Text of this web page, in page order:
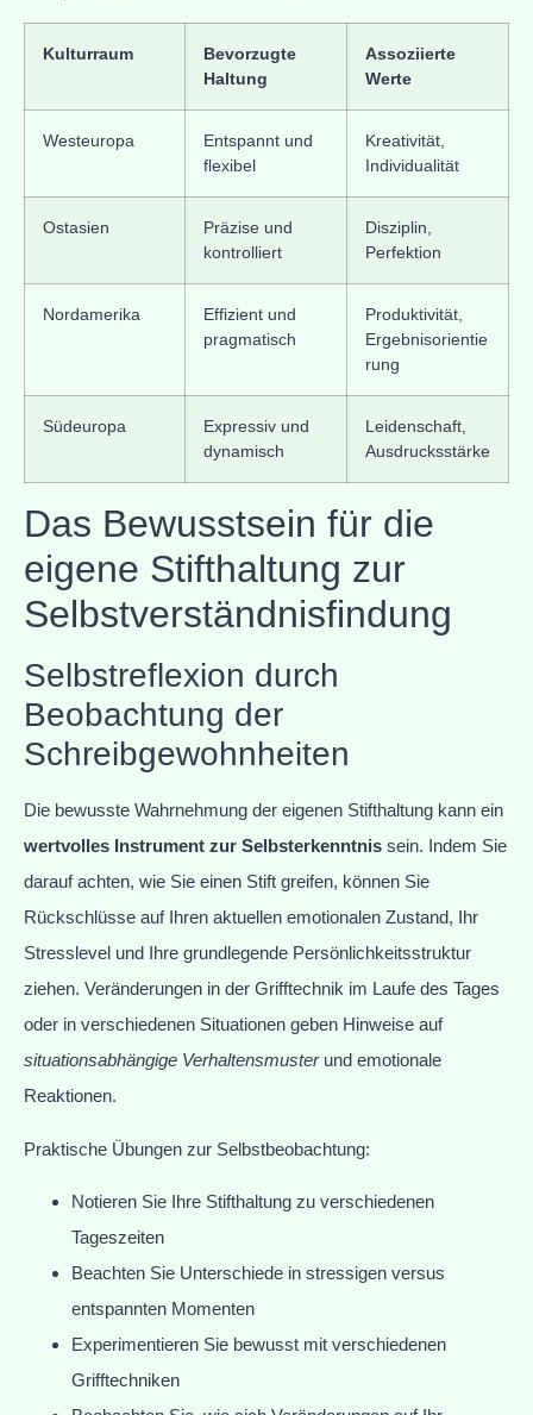
Kulturraum
Bevorzugte
Haltung
Assoziierte
Werte
Westeuropa
Entspannt und
flexibel
Kreativität,
Individualität
Ostasien
Präzise und
kontrolliert
Disziplin,
Perfektion
Nordamerika
Effizient und
pragmatisch
Produktivität,
Ergebnisorientie
rung
Südeuropa
Expressiv und
dynamisch
Leidenschaft,
Ausdrucksstärke
Das Bewusstsein für die
eigene Stifthaltung zur
Selbstverständnisfindung
Selbstreflexion durch
Beobachtung der
Schreibgewohnheiten
Die bewusste Wahrnehmung der eigenen Stifthaltung kann ein
wertvolles Instrument zur Selbsterkenntnis sein. Indem Sie
darauf achten, wie Sie einen Stift greifen, können Sie
Rückschlüsse auf Ihren aktuellen emotionalen Zustand, Ihr
Stresslevel und Ihre grundlegende Persönlichkeitsstruktur
ziehen. Veränderungen in der Grifftechnik im Laufe des Tages
oder in verschiedenen Situationen geben Hinweise auf
situationsabhängige Verhaltensmusterund emotionale
Reaktionen.
Praktische Übungen zur Selbstbeobachtung:
Notieren Sie Ihre Stifthaltung zu verschiedenen
Tageszeiten
Beachten Sie Unterschiede in stressigen versus
entspannten Momenten
Experimentieren Sie bewusst mit verschiedenen
Grifftechniken